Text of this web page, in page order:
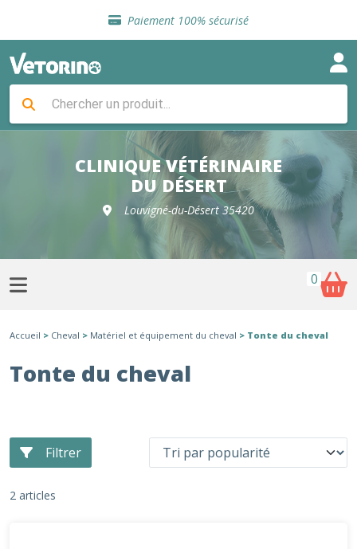
Paiement 100% sécurisé
Livraison gratuite en clinique vétérinaire
Sélection de croquettes vétérinaire
Livraison gratuite en clinique vétérinaire
Retour gratuit en clinique
Sélection de croquettes vétérinaire
CLINIQUE VÉTÉRINAIRE
DU DÉSERT
Louvigné-du-Désert 35420
0
Accueil > Cheval > Matériel et équipement du cheval > Tonte du cheval
Tonte du cheval
Filtrer
2 articles